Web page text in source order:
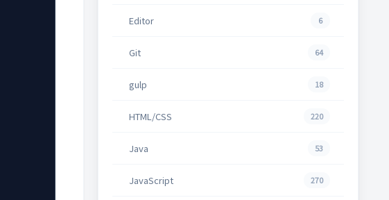
Editor 6
Git 64
gulp 18
HTML/CSS 220
Java 53
JavaScript 270